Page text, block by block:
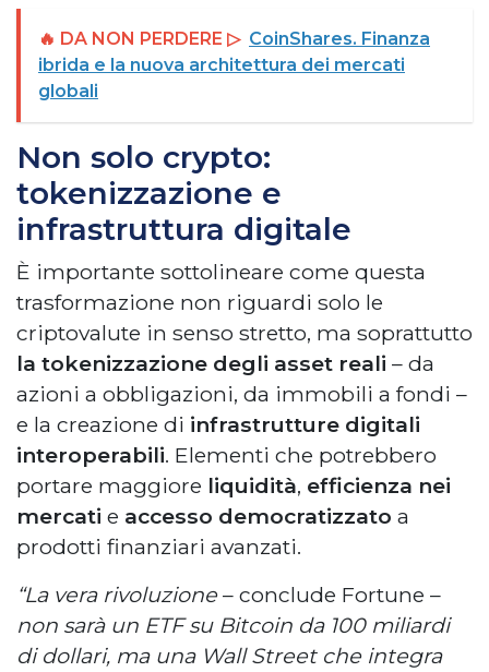
🔥 DA NON PERDERE ▷ CoinShares. Finanza
ibrida e la nuova architettura dei mercati
globali
Non solo crypto:
tokenizzazione e
infrastruttura digitale
È importante sottolineare come questa
trasformazione non riguardi solo le
criptovalute in senso stretto, ma soprattutto
la tokenizzazione degli asset reali – da
azioni a obbligazioni, da immobili a fondi –
e la creazione di infrastrutture digitali
interoperabili. Elementi che potrebbero
portare maggiore liquidità, efficienza nei
mercati e accesso democratizzato a
prodotti finanziari avanzati.
“La vera rivoluzione– conclude Fortune –
non sarà un ETF su Bitcoin da 100 miliardi
di dollari, ma una Wall Street che integra